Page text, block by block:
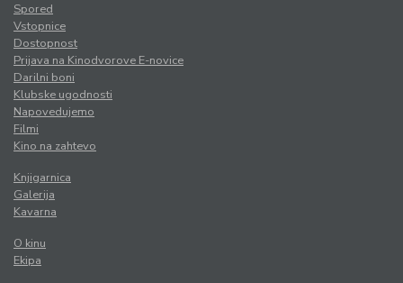
Spored
Vstopnice
Dostopnost
Prijava na Kinodvorove E-novice
Darilni boni
Klubske ugodnosti
Napovedujemo
Filmi
Kino na zahtevo
Knjigarnica
Galerija
Kavarna
O kinu
Ekipa